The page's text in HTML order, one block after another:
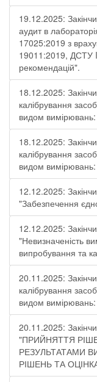
19.12.2025:
аудит в
17025:2019 з
19011:2019, ДСТУ
рекомендацій".
18.12.2025:
калібрування
видом
18.12.2025:
калібрування
видом
12.12.2025:
"Забезпечення
12.12.2025:
"Невизначеність
випробування та
20.11.2025:
калібрування
видом
20.11.2025:
"ПРИЙНЯТТЯ
РЕЗУЛЬТАТАМИ
РІШЕНЬ ТА